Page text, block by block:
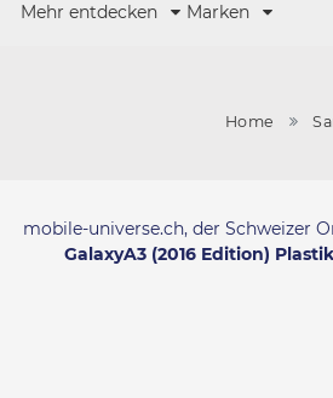
Mehr entdecken Marken
Home
mobile-universe.ch, der Schweizer
GalaxyA3 (2016 Edition)